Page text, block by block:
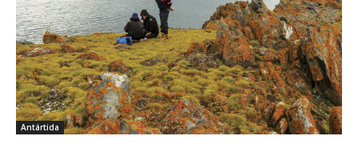
Antártida